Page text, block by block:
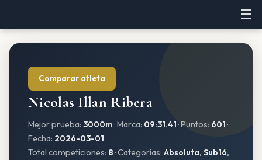
☰
Comparar atleta
Nicolas Illan Ribera
Mejor prueba: 3000m · Marca: 09:31.41 · Puntos: 601 ·
Fecha: 2026-03-01
Total competiciones: 8 · Categorías: Absoluta, Sub16,